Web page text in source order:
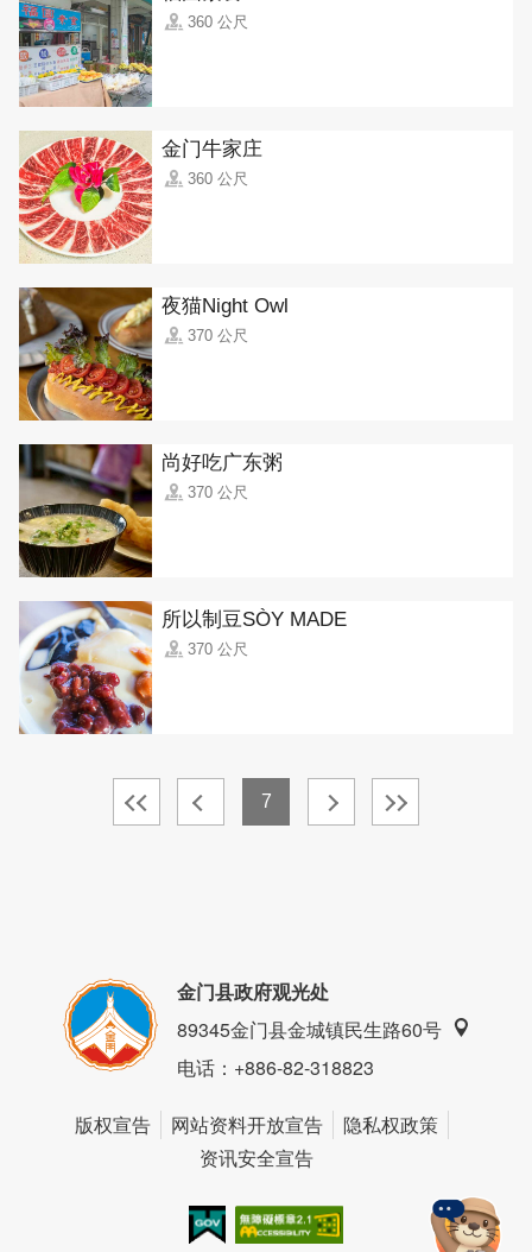
360 公尺
金门牛家庄
360 公尺
夜猫Night Owl
370 公尺
尚好吃广东粥
370 公尺
所以制豆SÒY MADE
370 公尺
7
金门县政府观光处
89345金门县金城镇民生路60号
电话：+886-82-318823
版权宣告 网站资料开放宣告
隐私权政策
资讯安全宣告